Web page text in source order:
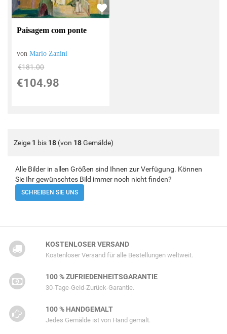
Paisagem com ponte
vonMario Zanini
€181.00
€104.98
Zeige 1 bis 18 (von 18Gemälde)
Alle Bilder in allen Größen sind Ihnen zur Verfügung. Können
Sie Ihr gewünschtes Bild immer noch nicht finden?
SCHREIBEN SIE UNS
KOSTENLOSER VERSAND
Kostenloser Versand für alle Bestellungen weltweit.
100 % ZUFRIEDENHEITSGARANTIE
30-Tage-Geld-Zurück-Garantie.
100 % HANDGEMALT
Jedes Gemälde ist von Hand gemalt.